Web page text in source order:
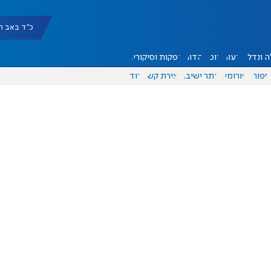
כ"ד באב תשפ"ו
ונדל"ן דעות אוכל יהדות הפקות וסיקורים
ספורט פורומים אתר ישיבה יצירת קשר עוד